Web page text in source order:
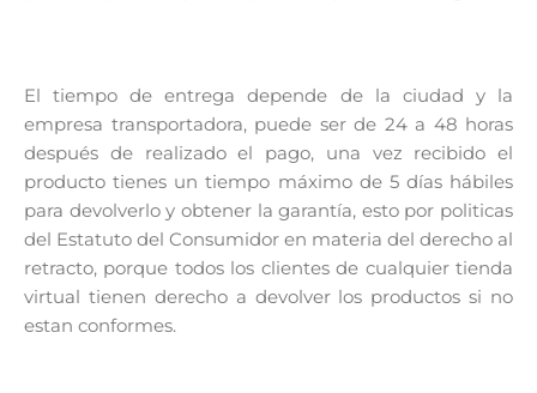
El tiempo de entrega depende de la ciudad y la
empresa transportadora, puede ser de 24 a 48 horas
después de realizado el pago, una vez recibido el
producto tienes un tiempo máximo de 5 días hábiles
para devolverlo y obtener la garantía, esto por politicas
del Estatuto del Consumidor en materia del derecho al
retracto, porque todos los clientes de cualquier tienda
virtual tienen derecho a devolver los productos si no
estan conformes.